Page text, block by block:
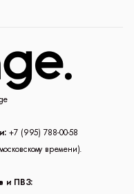
+7 (995) 788-00-58
времени).
и ПВЗ: